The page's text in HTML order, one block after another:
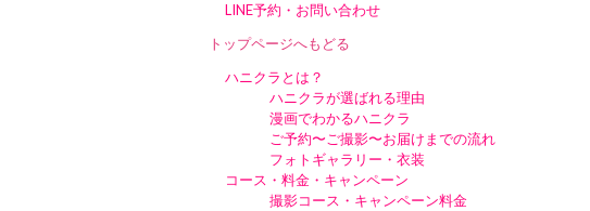
LINE予約・お問い合わせ
トップページへもどる
ハニクラとは？
ハニクラが選ばれる理由
漫画でわかるハニクラ
ご予約〜ご撮影〜お届けまでの流れ
フォトギャラリー・衣装
コース・料金・キャンペーン
撮影コース・キャンペーン料金